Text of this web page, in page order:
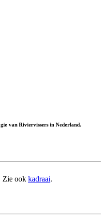
van Riviervissers in Nederland.
Zie ook kadraai.